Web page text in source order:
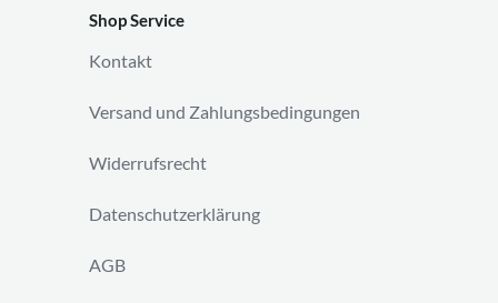
Shop Service
Kontakt
Versand und Zahlungsbedingungen
Widerrufsrecht
Datenschutzerklärung
AGB